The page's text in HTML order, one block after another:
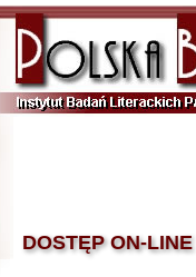
DOSTĘP ON-